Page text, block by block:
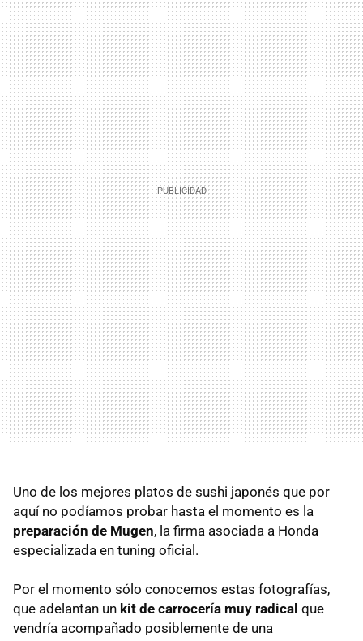
Uno de los mejores platos de sushi japonés que por
aquí no podíamos probar hasta el momento es la
preparación de Mugen, la firma asociada a Honda
especializada en tuning oficial.
Por el momento sólo conocemos estas fotografías,
que adelantan un kit de carrocería muy radical que
vendría acompañado posiblemente de una